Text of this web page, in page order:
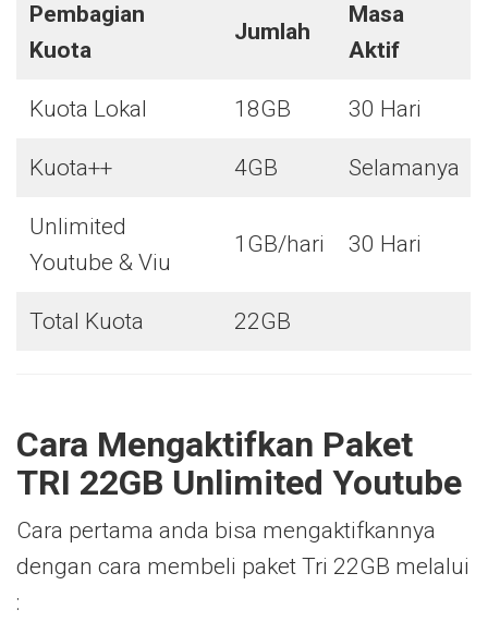
Pembagian
Kuota
Jumlah
Masa
Aktif
Kuota Lokal 18GB 30 Hari
Kuota++ 4GB Selamanya
Unlimited
Youtube & Viu
1GB/hari 30 Hari
Total Kuota 22GB
Cara Mengaktifkan Paket
TRI 22GB Unlimited Youtube
Cara pertama anda bisa mengaktifkannya
dengan cara membeli paket Tri 22GB melalui
: